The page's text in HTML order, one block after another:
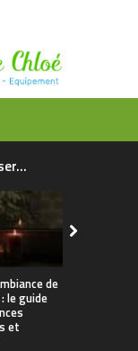
de
le guide
et